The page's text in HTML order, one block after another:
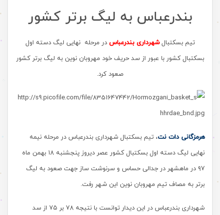
بندرعباس به لیگ برتر کشور
تیم بسکتبالشهرداری بندرعباس در مرحله نهایی لیگ دسته اول
بسکتبال کشور با عبور از سد حریف خود مهروبان نوین به لیگ برتر کشور
صعود کرد.
هرمزگانی دات نت، تیم بسکتبال شهرداری بندرعباس در مرحله نیمه
نهایی لیگ دسته اول بسکتبال کشور عصر دیروز پنجشنبه ۱۸ بهمن ماه
۹۷ در ماهشهر در جدالی حساس و سرنوشت ساز جهت صعود به لیگ
برتر به مصاف تیم مهروبان نوین این شهر رفت.
شهرداری بندرعباس در این دیدار توانست با نتیجه ۷۸ بر ۷۵ از سد